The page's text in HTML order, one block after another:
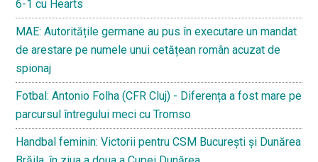
6-1 cu Hearts
MAE: Autoritățile germane au pus în executare un mandat
de arestare pe numele unui cetățean român acuzat de
spionaj
Fotbal: Antonio Folha (CFR Cluj) - Diferența a fost mare pe
parcursul întregului meci cu Tromso
Handbal feminin: Victorii pentru CSM București și Dunărea